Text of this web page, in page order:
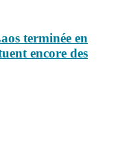
terminée en
encore des